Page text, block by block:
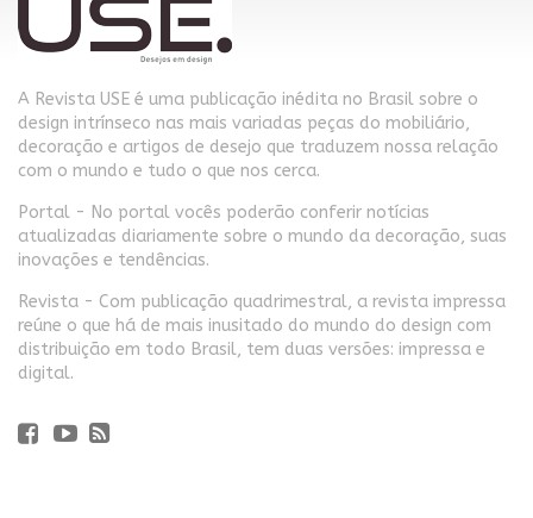
A Revista USE é uma publicação inédita no Brasil sobre o
design intrínseco nas mais variadas peças do mobiliário,
decoração e artigos de desejo que traduzem nossa relação
com o mundo e tudo o que nos cerca.
Portal - No portal vocês poderão conferir notícias
atualizadas diariamente sobre o mundo da decoração, suas
inovações e tendências.
Revista - Com publicação quadrimestral, a revista impressa
reúne o que há de mais inusitado do mundo do design com
distribuição em todo Brasil, tem duas versões: impressa e
digital.